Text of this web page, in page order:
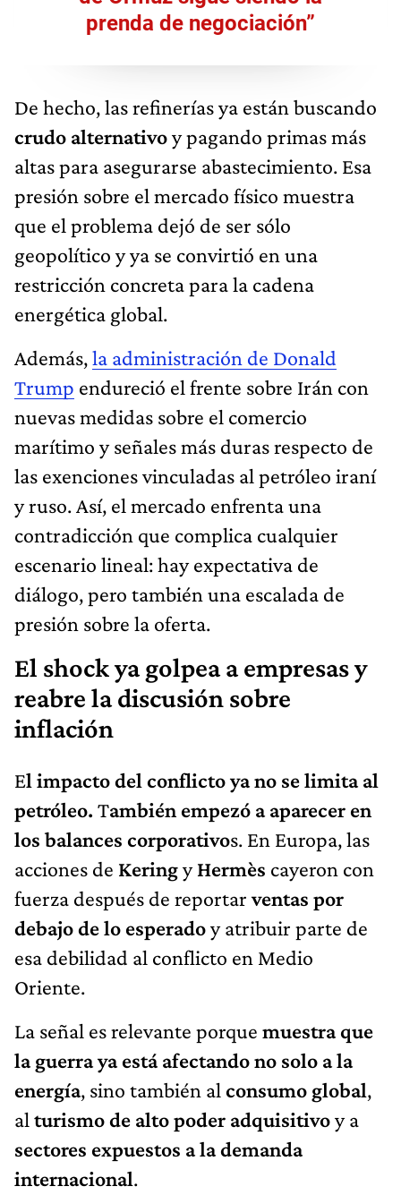
prenda de negociación”
De hecho, las refinerías ya están buscando
crudo alternativoy pagando primas más
altas para asegurarse abastecimiento. Esa
presión sobre el mercado físico muestra
que el problema dejó de ser sólo
geopolítico y ya se convirtió en una
restricción concreta para la cadena
energética global.
Además,la administración de Donald
Trump endureció el frente sobre Irán con
nuevas medidas sobre el comercio
marítimo y señales más duras respecto de
las exenciones vinculadas al petróleo iraní
y ruso. Así, el mercado enfrenta una
contradicción que complica cualquier
escenario lineal: hay expectativa de
diálogo, pero también una escalada de
presión sobre la oferta.
El shock ya golpea a empresas y
reabre la discusión sobre
inflación
El impacto del conflicto ya no se limita al
petróleo. También empezó a aparecer en
los balances corporativos. En Europa, las
acciones de KeringyHermès cayeron con
fuerza después de reportarventas por
debajo de lo esperadoy atribuir parte de
esa debilidad al conflicto en Medio
Oriente.
La señal es relevante porque muestra que
la guerra ya está afectando no solo a la
energía, sino también al consumo global,
al turismo de alto poder adquisitivoy a
sectores expuestos a la demanda
internacional.